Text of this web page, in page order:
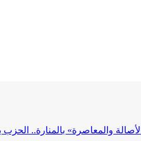
والمعاصرة» بالمنارة..